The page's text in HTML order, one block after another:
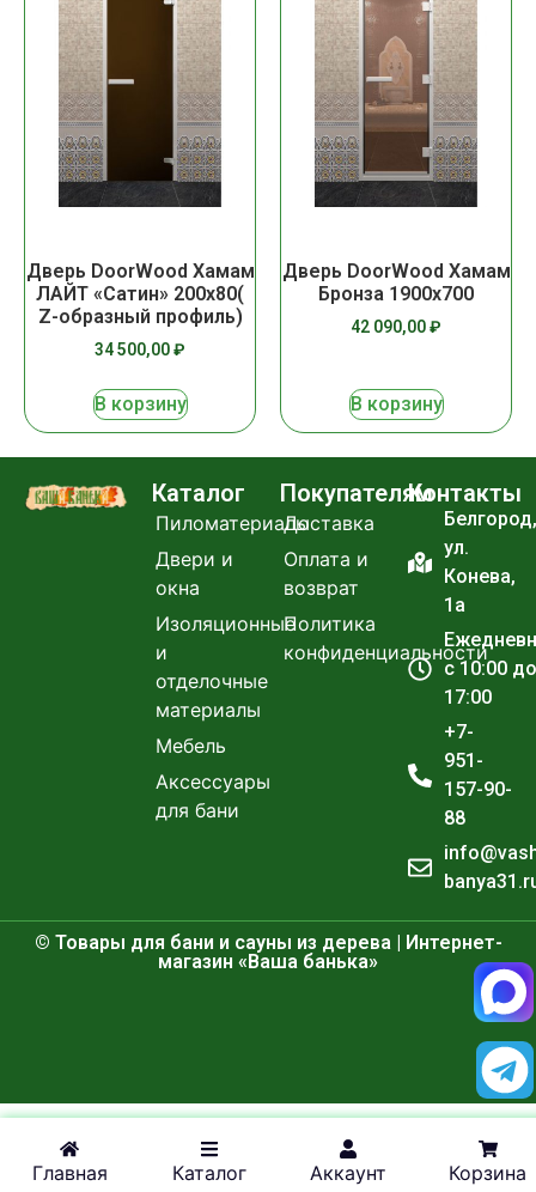
Главная Каталог Аккаунт Корзина
Дверь DoorWood Хамам
ЛАЙТ «Сатин» 200х80(
Z-образный профиль)
34 500,00₽
В корзину
Дверь DoorWood Хамам
Бронза 1900х700
42 090,00₽
В корзину
Каталог
Пиломатериалы
Двери и
окна
Изоляционные
и
отделочные
материалы
Мебель
Аксессуары
для бани
Покупателям
Доставка
Оплата и
возврат
Политика
конфиденциальности
Контакты
Белгород,
ул.
Конева,
1а
с 10:00 до
17:00
+7-
951-
157-90-
88
© Товары для бани и сауны из дерева | Интернет-
магазин «Ваша банька»